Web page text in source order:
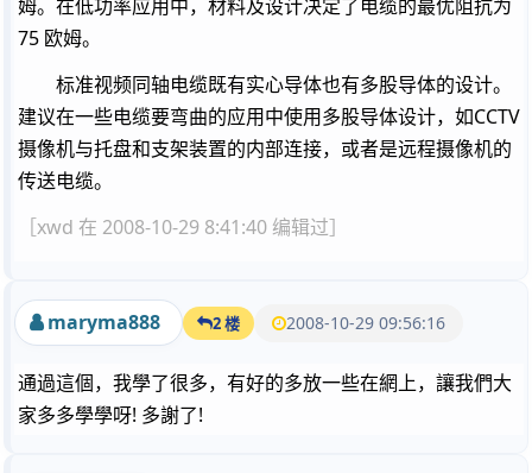
姆。在低功率应用中，材料及设计决定了电缆的最优阻抗为
75 欧姆。
标准视频同轴电缆既有实心导体也有多股导体的设计。
建议在一些电缆要弯曲的应用中使用多股导体设计，如CCTV
摄像机与托盘和支架装置的内部连接，或者是远程摄像机的
传送电缆。
［xwd 在 2008-10-29 8:41:40 编辑过］
maryma888 2 楼 2008-10-29 09:56:16
通過這個，我學了很多，有好的多放一些在網上，讓我們大
家多多學學呀! 多謝了!